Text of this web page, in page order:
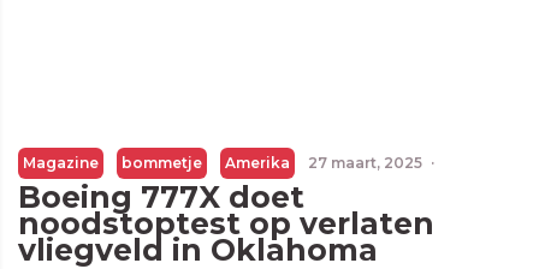
Magazine bommetje Amerika 27 maart, 2025 ·
Boeing 777X doet
noodstoptest op verlaten
vliegveld in Oklahoma